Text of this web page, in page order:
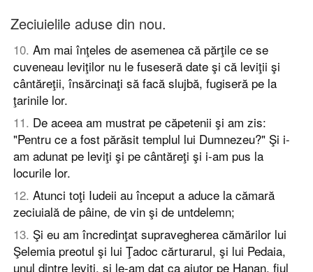
Zeciuielile aduse din nou.
10. Am mai înţeles de asemenea că părţile ce se
cuveneau leviţilor nu le fuseseră date şi că leviţii şi
cântăreţii, însărcinaţi să facă slujbă, fugiseră pe la
ţarinile lor.
11. De aceea am mustrat pe căpetenii şi am zis:
"Pentru ce a fost părăsit templul lui Dumnezeu?" Şi i-
am adunat pe leviţi şi pe cântăreţi şi i-am pus la
locurile lor.
12. Atunci toţi Iudeii au început a aduce la cămară
zeciuială de pâine, de vin şi de untdelemn;
13. Şi eu am încredinţat supravegherea cămărilor lui
Şelemia preotul şi lui Ţadoc cărturarul, şi lui Pedaia,
unul dintre leviţi, şi le-am dat ca ajutor pe Hanan, fiul